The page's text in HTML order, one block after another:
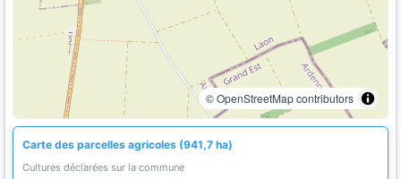
© OpenStreetMap contributors
Carte des parcelles agricoles (941,7 ha)
Cultures déclarées sur la commune